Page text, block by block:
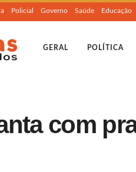
Policial Governo Saúde Educação
GERAL POLÍTICA
com